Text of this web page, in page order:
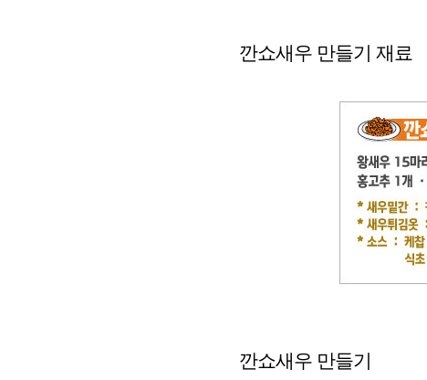
깐쇼새우 만들기 재료
깐쇼새우 만들기